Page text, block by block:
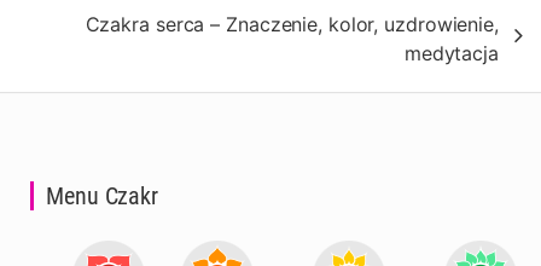
Czakra serca – Znaczenie, kolor, uzdrowienie,
medytacja
Menu Czakr